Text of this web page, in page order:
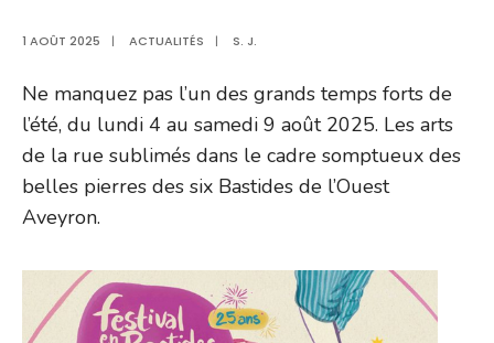
1 AOÛT 2025 | ACTUALITÉS | S. J.
Ne manquez pas l’un des grands temps forts de
l’été, du lundi 4 au samedi 9 août 2025. Les arts
de la rue sublimés dans le cadre somptueux des
belles pierres des six Bastides de l’Ouest
Aveyron.